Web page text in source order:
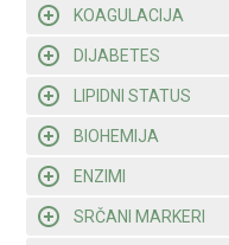
KOAGULACIJA
DIJABETES
LIPIDNI STATUS
BIOHEMIJA
ENZIMI
SRČANI MARKERI